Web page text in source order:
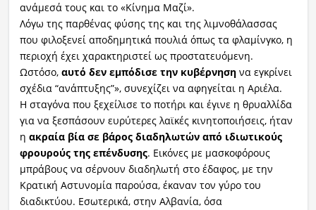
ανάμεσά τους και το «Κίνημα Μαζί».
Λόγω της παρθένας φύσης της και της λιμνοθάλασσας
που φιλοξενεί αποδημητικά πουλιά όπως τα φλαμίνγκο, η
περιοχή έχει χαρακτηριστεί ως προστατευόμενη.
Ωστόσο, αυτό δεν εμπόδισε την κυβέρνησηνα εγκρίνει
σχέδια “ανάπτυξης”», συνεχίζει να αφηγείται η Αριέλα.
Η σταγόνα που ξεχείλισε το ποτήρι και έγινε η θρυαλλίδα
για να ξεσπάσουν ευρύτερες λαϊκές κινητοποιήσεις, ήταν
η ακραία βία σε βάρος διαδηλωτών από ιδιωτικούς
φρουρούς της επένδυσης. Εικόνες με μασκοφόρους
μπράβους να σέρνουν διαδηλωτή στο έδαφος, με την
Κρατική Αστυνομία παρούσα, έκαναν τον γύρο του
διαδικτύου. Εσωτερικά, στην Αλβανία, όσα